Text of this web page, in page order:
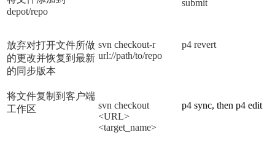
depot/repo
submit
放弃对打开文件所做
的更改并恢复到最新
的同步版本
svn checkout-r
url://path/to/repo
p4 revert
将文件复制到客户端
工作区
svn checkout
<URL>
<target_name>
p4 sync, then p4 edit